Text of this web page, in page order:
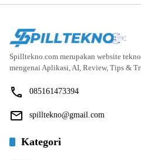
Spilltekno.com merupakan website
mengenai Aplikasi, AI, Review, Tips &
085161473394
spilltekno@gmail.com
Kategori